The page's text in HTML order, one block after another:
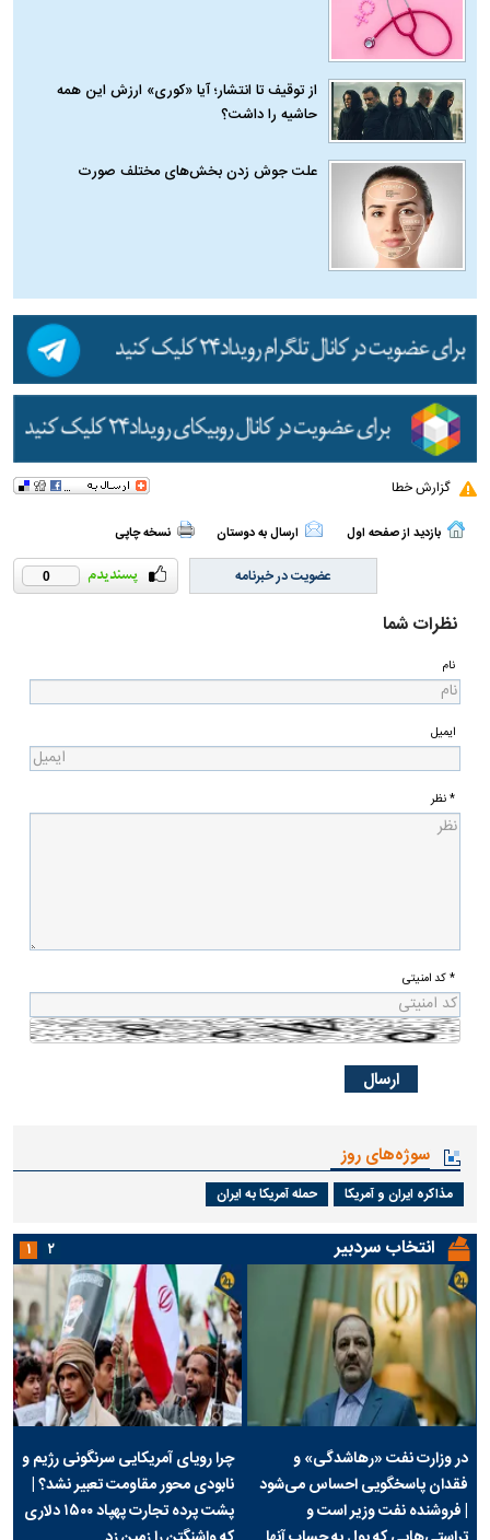
از توقیف تا انتشار؛ آیا «کوری» ارزش این همه
حاشیه را داشت؟
علت جوش زدن بخش‌های مختلف صورت
گزارش خطا
بازدید از صفحه اول ارسال به دوستان نسخه چاپی
0 عضویت در خبرنامه
نظرات شما
نام
ایمیل
* نظر
* کد امنیتی
سوژه‌های روز
مذاکره ایران و آمریکا حمله آمریکا به ایران
انتخاب سردبیر
در وزارت نفت «رهاشدگی» و
فقدان پاسخگویی احساس می‌شود
| فروشنده نفت وزیر است و
چرا رویای آمریکایی سرنگونی رژیم و
نابودی محور مقاومت تعبیر نشد؟ |
پشت پرده تجارت پهپاد‌ ۱۵۰۰ دلاری
۱ ۲